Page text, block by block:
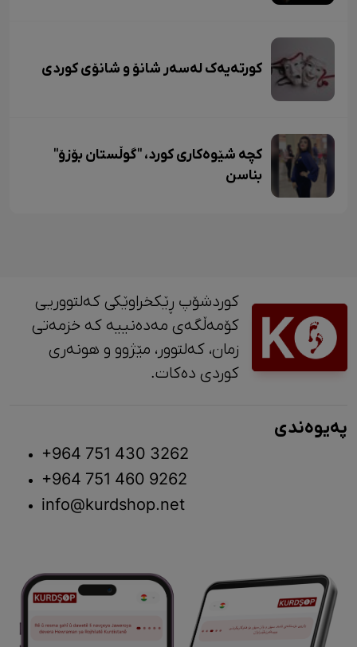
کورتەیەک لەسەر شانۆ و شانۆی کوردی
کچە شێوەکاری کورد، "گوڵستان بۆزۆ"
بناسن
کوردشۆپ ڕێکخراوێکی کەلتووریی
کۆمەڵگەی مەدەنییە کە خزمەتی
زمان، کەلتوور، مێژوو و ‎هونەری
کوردی دەکات.
پەیوەندی
+964 751 430 3262
+964 751 460 9262
info@kurdshop.net